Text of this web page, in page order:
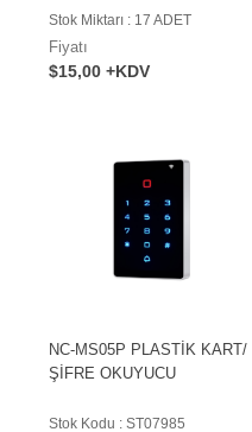
Stok Miktarı : 17 ADET
Fiyatı
$15,00 +KDV
NC-MS05P PLASTİK KART/
ŞİFRE OKUYUCU
Stok Kodu : ST07985